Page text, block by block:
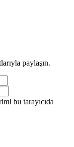
paylaşın.
bu tarayıcıda